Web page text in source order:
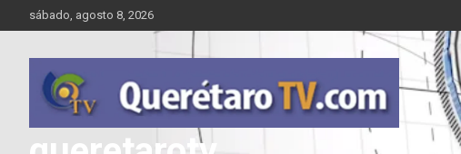
al
sábado, agosto 8, 2026